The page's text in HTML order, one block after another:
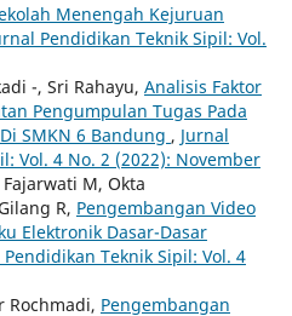
Menengah Kejuruan
Pendidikan Teknik Sipil: Vol.
-, Sri Rahayu, Analisis Faktor
Pengumpulan Tugas Pada
SMKN 6 Bandung , Jurnal
Vol. 4 No. 2 (2022): November
M, Okta
R, Pengembangan Video
Elektronik Dasar-Dasar
Pendidikan Teknik Sipil: Vol. 4
Rochmadi, Pengembangan